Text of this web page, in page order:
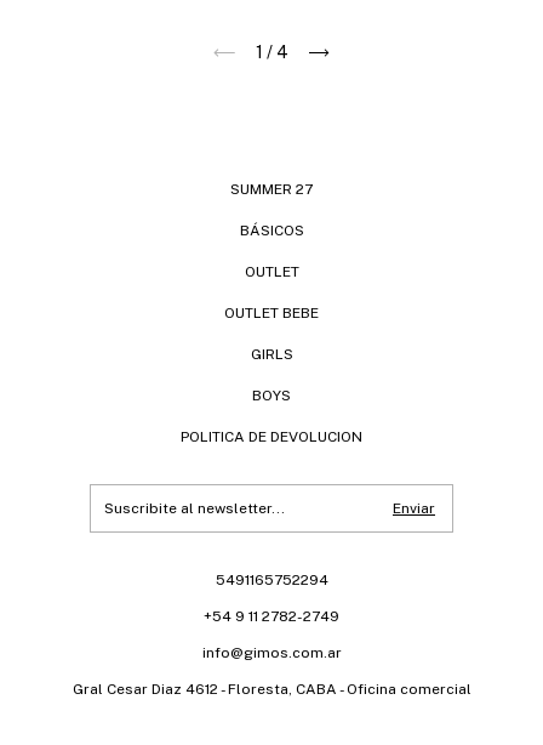
1 / 4
SUMMER 27
BÁSICOS
OUTLET
OUTLET BEBE
GIRLS
BOYS
POLITICA DE DEVOLUCION
5491165752294
+54 9 11 2782-2749
info@gimos.com.ar
Gral Cesar Diaz 4612 - Floresta, CABA - Oficina comercial